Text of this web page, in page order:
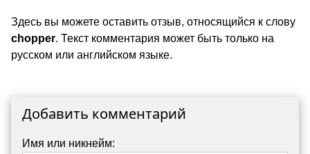
Здесь вы можете оставить отзыв, относящийся к слову
chopper. Текст комментария может быть только на
русском или английском языке.
Добавить комментарий
Имя или никнейм: